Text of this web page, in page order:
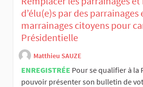
d’élu(e)s par des parrainages
marrainages citoyens pour
Présidentielle
Matthieu SAUZE
ENREGISTRÉE Pour se qualifier à la
pouvoir présenter son bulletin de